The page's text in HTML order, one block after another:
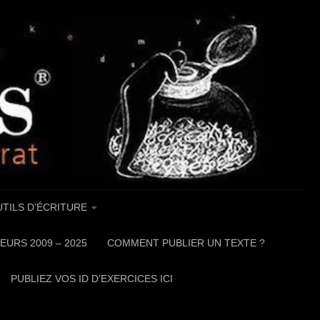
D’ÉCRITURE
2009 – 2025 COMMENT PUBLIER UN TEXTE ?
PUBLIEZ VOS ID D’EXERCICES ICI